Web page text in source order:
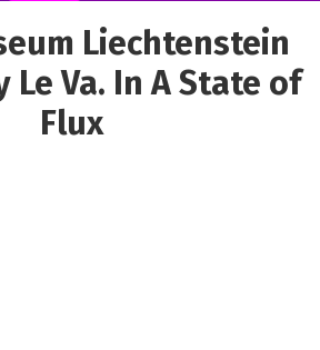
Liechtenstein
Va. In A State of
Flux